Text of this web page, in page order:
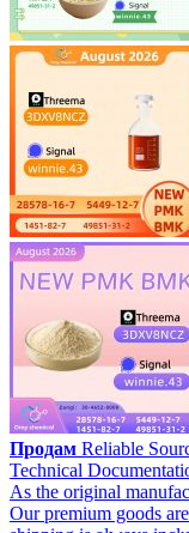
Продам Reliable
Technical
As the original
Our premium goods